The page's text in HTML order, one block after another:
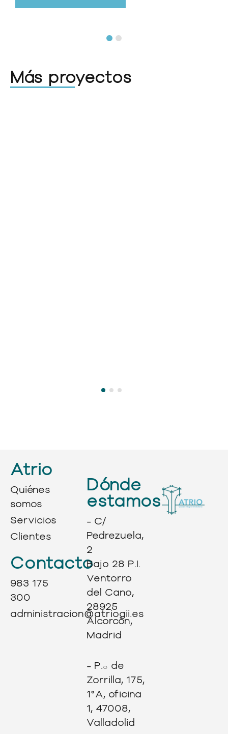
Más proyectos
Atrio
Quiénes
somos
Servicios
Clientes
Contacto
983 175
300
administracion@atriogii.es
Dónde
estamos
- C/
Pedrezuela,
2
Bajo 28 P.I.
Ventorro
del Cano,
28925
Alcorcón,
Madrid
- P.º de
Zorrilla, 175,
1°A, oficina
1, 47008,
Valladolid